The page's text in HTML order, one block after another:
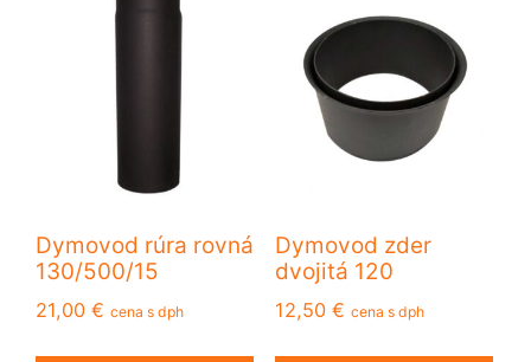
Dymovod rúra rovná
130/500/15
21,00 € cena s dph
Dymovod zder
dvojitá 120
12,50 € cena s dph